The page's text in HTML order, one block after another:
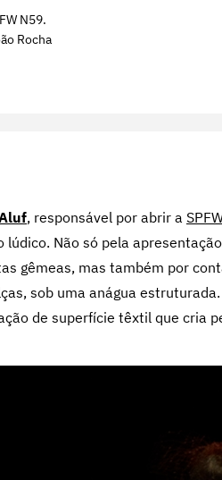
N59.
Rocha
, responsável por abrir a
lúdico. Não só pela
gêmeas, mas também por
sob uma anágua
de superfície têxtil que cria